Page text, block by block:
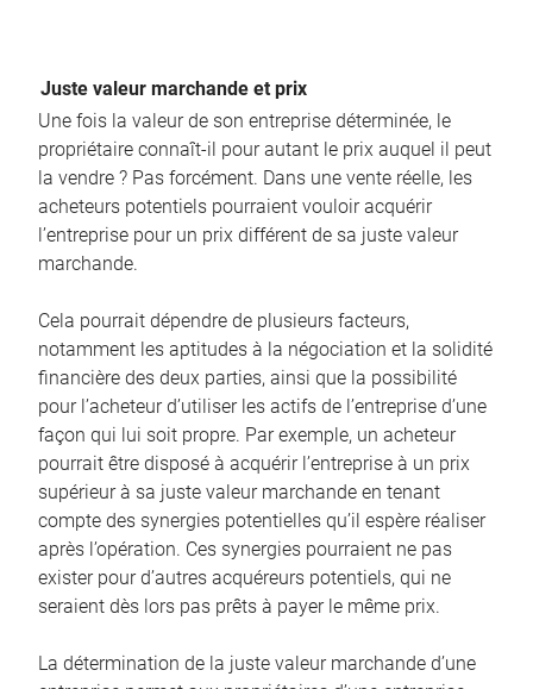
Juste valeur marchande et prix
Une fois la valeur de son entreprise déterminée, le
propriétaire connaît-il pour autant le prix auquel il peut
la vendre ? Pas forcément. Dans une vente réelle, les
acheteurs potentiels pourraient vouloir acquérir
l’entreprise pour un prix différent de sa juste valeur
marchande.
Cela pourrait dépendre de plusieurs facteurs,
notamment les aptitudes à la négociation et la solidité
financière des deux parties, ainsi que la possibilité
pour l’acheteur d’utiliser les actifs de l’entreprise d’une
façon qui lui soit propre. Par exemple, un acheteur
pourrait être disposé à acquérir l’entreprise à un prix
supérieur à sa juste valeur marchande en tenant
compte des synergies potentielles qu’il espère réaliser
après l’opération. Ces synergies pourraient ne pas
exister pour d’autres acquéreurs potentiels, qui ne
seraient dès lors pas prêts à payer le même prix.
La détermination de la juste valeur marchande d’une